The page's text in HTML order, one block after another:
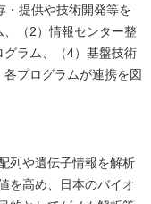
・提供や技術開発等を
（2）情報センター整
ラム、（4）基盤技術
プログラムが連携を図
列や遺伝子情報を解析
を高め、日本のバイオ